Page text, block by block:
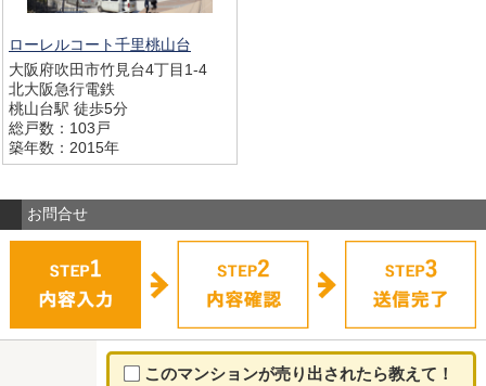
ローレルコート千里桃山台
大阪府吹田市竹見台4丁目1-4
北大阪急行電鉄
桃山台駅 徒歩5分
総戸数：103戸
築年数：2015年
お問合せ
このマンションが売り出されたら教えて！